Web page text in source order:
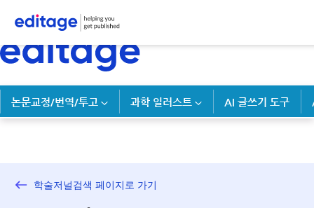
논문교정/번역/투고 과학 일러스트 AI 글쓰기 도구
학술저널검색 페이지로 가기